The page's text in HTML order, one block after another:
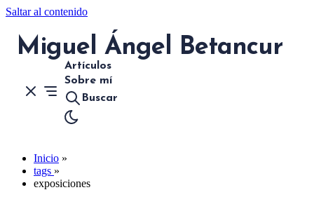
Saltar al contenido
Miguel Ángel Betancur
Artículos
Sobre mí
Buscar
Inicio »
tags »
exposiciones